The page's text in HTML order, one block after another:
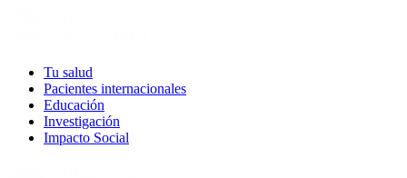
Tu salud
Pacientes internacionales
Educación
Investigación
Impacto Social